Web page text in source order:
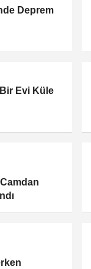
Deprem
Evi Küle